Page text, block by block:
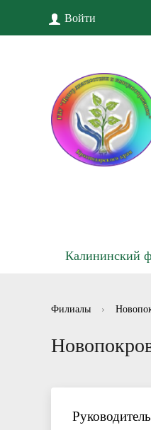
Войти
Калининский
Филиалы ›